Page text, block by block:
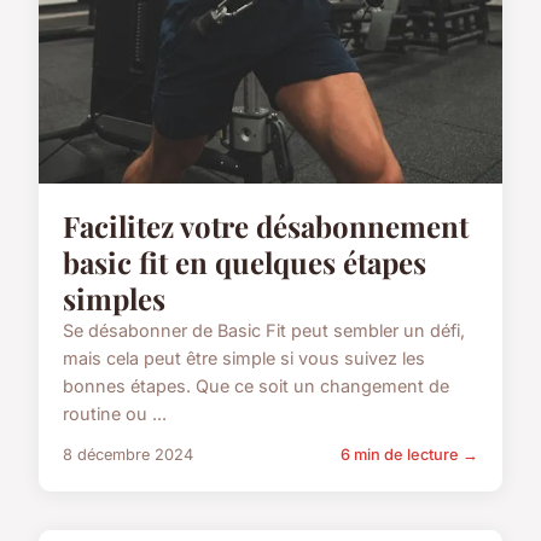
Facilitez votre désabonnement
basic fit en quelques étapes
simples
Se désabonner de Basic Fit peut sembler un défi,
mais cela peut être simple si vous suivez les
bonnes étapes. Que ce soit un changement de
routine ou ...
8 décembre 2024 6 min de lecture →